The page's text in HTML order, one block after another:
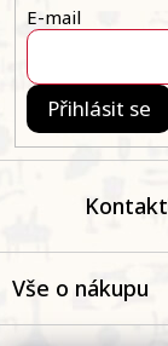
Kontakt
E-mail
Přihlásit se
Vše o nákupu